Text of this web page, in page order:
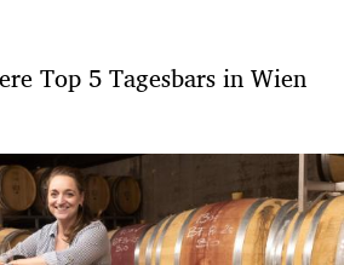
Top 5 Tagesbars in Wien